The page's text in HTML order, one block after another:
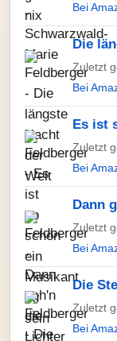
Bei
Die
Zuletzt
Bei
Es ist
Zuletzt
Bei
Dann
Zuletzt
Bei
Die
Zuletzt
Bei